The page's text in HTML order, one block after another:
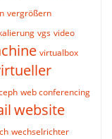
vergrößern
vgs video
virtualbox
web conferencing
website
wechselrichter